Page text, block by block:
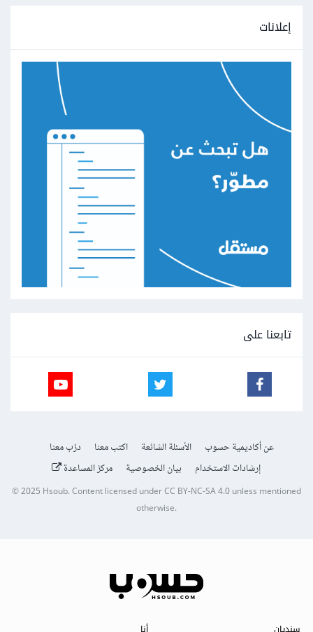
إعلانات
تابعنا على
عن أكاديمية حسوب الأسئلة الشائعة اكتب معنا
درّب معنا
إرشادات الاستخدام
بيان الخصوصية مركز المساعدة
© 2025Hsoub.Content licensed underCC BY-NC-SA 4.0unless mentioned
otherwise.